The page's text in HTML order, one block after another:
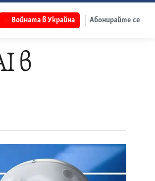
Войната в Украйна Абонирайте се
в